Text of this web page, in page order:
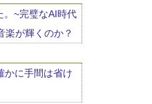
。~完璧なAI時代
楽が輝くのか？
に手間は省け